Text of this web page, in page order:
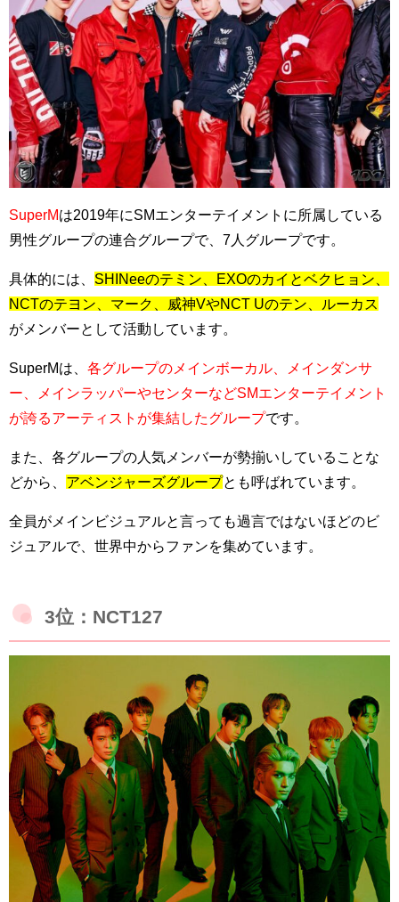
SuperMは2019年にSMエンターテイメントに所属している
男性グループの連合グループで、7人グループです。
具体的には、 SHINeeのテミン、EXOのカイとベクヒョン、
NCTのテヨン、マーク、威神VやNCT Uのテン、ルーカス
がメンバーとして活動しています。
SuperMは、 各グループのメインボーカル、メインダンサ
ー、メインラッパーやセンターなどSMエンターテイメント
が誇るアーティストが集結したグループです。
また、各グループの人気メンバーが勢揃いしていることな
どから、 アベンジャーズグループとも呼ばれています。
全員がメインビジュアルと言っても過言ではないほどのビ
ジュアルで、世界中からファンを集めています。
3位：NCT127